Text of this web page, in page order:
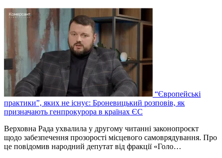
“Європейські
практики”, яких не існує: Броневицький розповів, як
призначають генпрокурора в країнах ЄС
Верховна Рада ухвалила у другому читанні законопроєкт
щодо забезпечення прозорості місцевого самоврядування. Про
це повідомив народний депутат від фракції «Голо…